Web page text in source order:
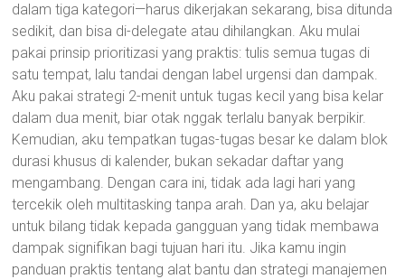
dalam tiga kategori—harus dikerjakan sekarang, bisa ditunda
sedikit, dan bisa di-delegate atau dihilangkan. Aku mulai
pakai prinsip prioritizasi yang praktis: tulis semua tugas di
satu tempat, lalu tandai dengan label urgensi dan dampak.
Aku pakai strategi 2-menit untuk tugas kecil yang bisa kelar
dalam dua menit, biar otak nggak terlalu banyak berpikir.
Kemudian, aku tempatkan tugas-tugas besar ke dalam blok
durasi khusus di kalender, bukan sekadar daftar yang
mengambang. Dengan cara ini, tidak ada lagi hari yang
tercekik oleh multitasking tanpa arah. Dan ya, aku belajar
untuk bilang tidak kepada gangguan yang tidak membawa
dampak signifikan bagi tujuan hari itu. Jika kamu ingin
panduan praktis tentang alat bantu dan strategi manajemen